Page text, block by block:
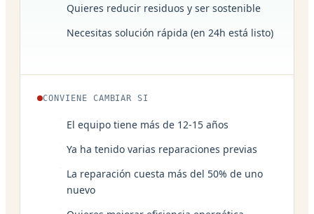
Quieres reducir residuos y ser sostenible
Necesitas solución rápida (en 24h está listo)
CONVIENE CAMBIAR SI
El equipo tiene más de 12-15 años
Ya ha tenido varias reparaciones previas
La reparación cuesta más del 50% de uno
nuevo